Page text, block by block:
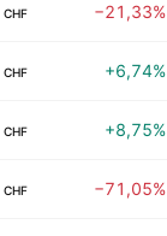
CHF −21,33%
CHF +6,74%
CHF +8,75%
CHF −71,05%